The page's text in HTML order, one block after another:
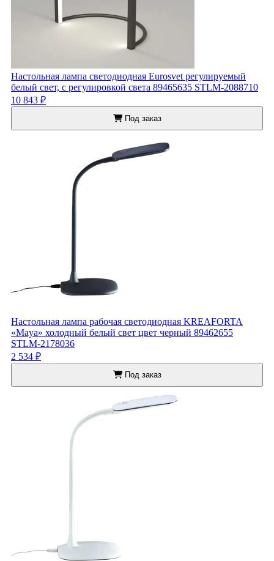
Настольная лампа светодиодная Eurosvet регулируемый
белый свет, с регулировкой света 89465635 STLM-2088710
10 843 ₽
Под заказ
Настольная лампа рабочая светодиодная KREAFORTA
«Maya» холодный белый свет цвет черный 89462655
STLM-2178036
2 534 ₽
Под заказ